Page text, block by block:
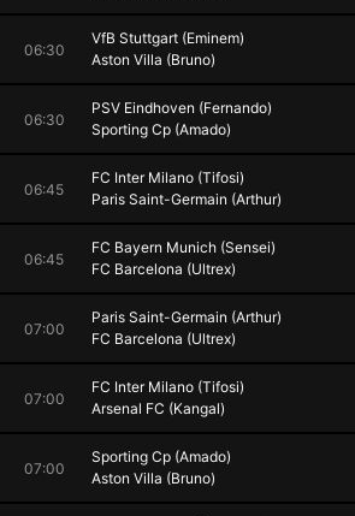
06:30
VfB Stuttgart (Eminem)
Aston Villa (Bruno)
06:30
PSV Eindhoven (Fernando)
Sporting Cp (Amado)
06:45
FC Inter Milano (Tifosi)
Paris Saint-Germain (Arthur)
06:45
FC Bayern Munich (Sensei)
FC Barcelona (Ultrex)
07:00
Paris Saint-Germain (Arthur)
FC Barcelona (Ultrex)
07:00
FC Inter Milano (Tifosi)
Arsenal FC (Kangal)
07:00
Sporting Cp (Amado)
Aston Villa (Bruno)